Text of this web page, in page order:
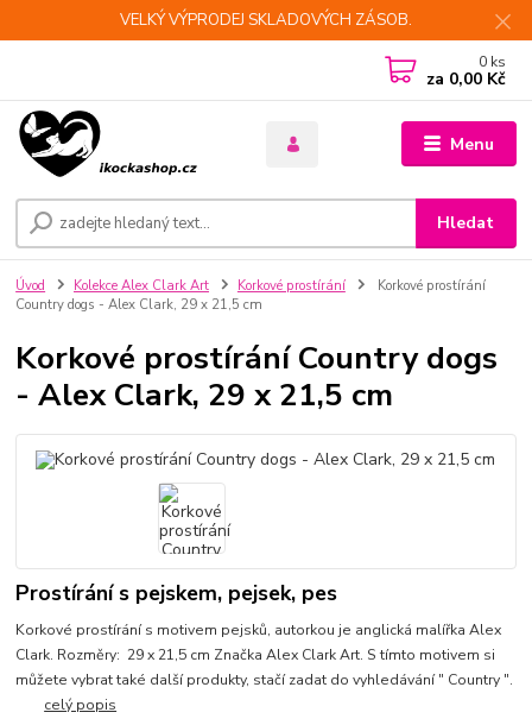
VELKÝ VÝPRODEJ SKLADOVÝCH ZÁSOB.
Menu
Hledat
0 ks
za 0,00 Kč
Úvod Kolekce Alex Clark Art Korkové prostírání
Korkové prostírání
Country dogs - Alex Clark, 29 x 21,5 cm
Korkové prostírání Country dogs
- Alex Clark, 29 x 21,5 cm
Prostírání s pejskem, pejsek, pes
Korkové prostírání s motivem pejsků, autorkou je anglická malířka Alex
Clark. Rozměry: 29 x 21,5 cm Značka Alex Clark Art. S tímto motivem si
můžete vybrat také další produkty, stačí zadat do vyhledávání " Country ".
celý popis